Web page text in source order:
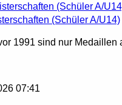
(Schüler A/
(Schüler A/U14)
1991 sind nur Medaillen
07:41